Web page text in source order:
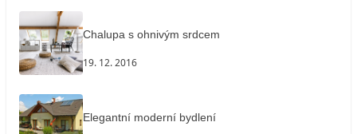
Chalupa s ohnivým srdcem
19. 12. 2016
Elegantní moderní bydlení